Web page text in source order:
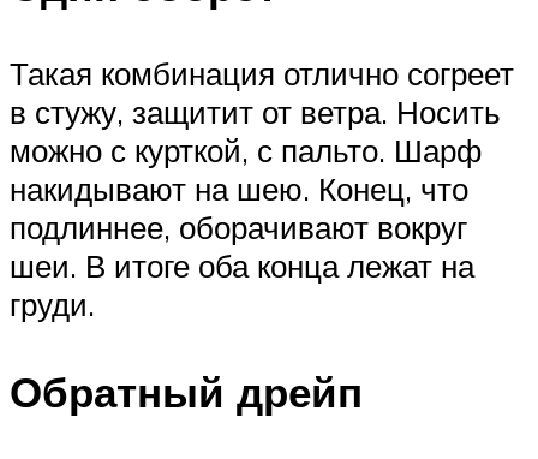
Такая комбинация отлично согреет
в стужу, защитит от ветра. Носить
можно с курткой, с пальто. Шарф
накидывают на шею. Конец, что
подлиннее, оборачивают вокруг
шеи. В итоге оба конца лежат на
груди.
Обратный дрейп